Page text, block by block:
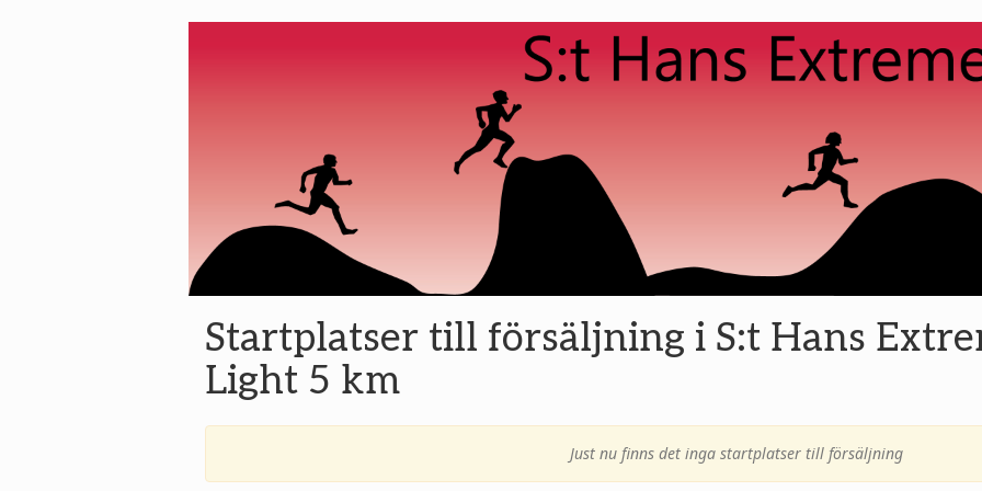
Startplatser till försäljning i S:t Hans
Light 5 km
Just nu finns det inga startplatser till försäljning